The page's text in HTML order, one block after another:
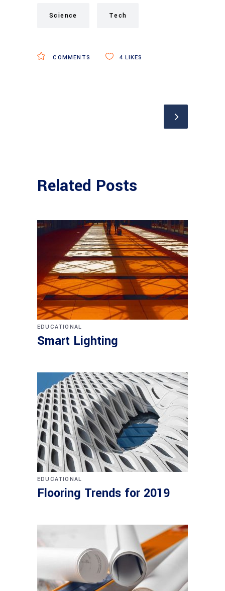
Science Tech
COMMENTS 4 LIKES
Related Posts
EDUCATIONAL
Smart Lighting
EDUCATIONAL
Flooring Trends for 2019